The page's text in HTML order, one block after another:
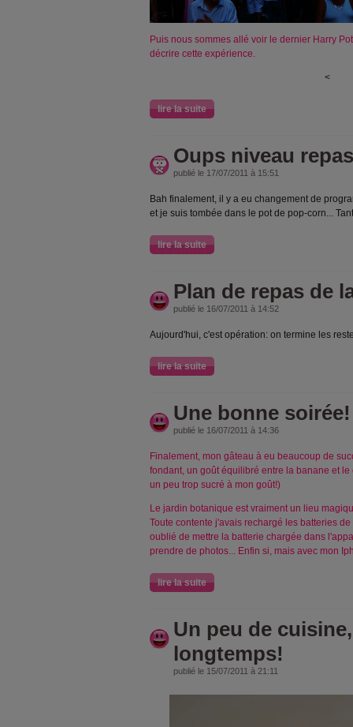
Puis nous sommes allé voir le dernier Harry
décrire cette expérience.
<
lire la suite
Oups niveau
publié le 17/07/2011 à 15:51
Bah finalement, il y a eu changement de
et je suis tombée dans le pot de pop-corn...
lire la suite
Plan de repas de
publié le 16/07/2011 à 14:52
Aujourd'hui, c'est opération: on termine les
lire la suite
Une bonne soirée!
publié le 16/07/2011 à 14:36
Finalement, mon gâteau à eu beaucoup de
fondant, un goût équilibré entre la banane et
un peu trop sucré à mon goût!)
Le jardin botanique est vraiment un lieu
Toute contente j'avais rechargé les batteries
oublié de mettre la batterie chargée dans
prendre de photos... Enfin si, mais avec mon
lire la suite
Un peu de
longtemps!
publié le 15/07/2011 à 21:11